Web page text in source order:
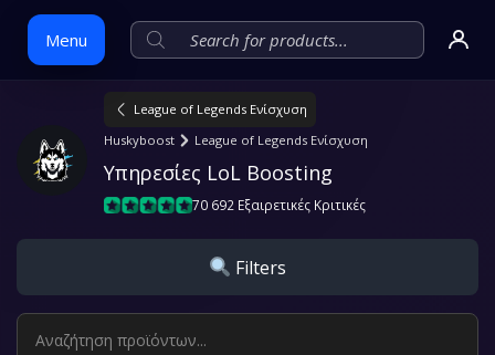
Menu
Skip
League of Legends Ενίσχυση
Huskyboost
League of Legends Ενίσχυση
Υπηρεσίες LoL Boosting
70 692 Εξαιρετικές Κριτικές
Filters